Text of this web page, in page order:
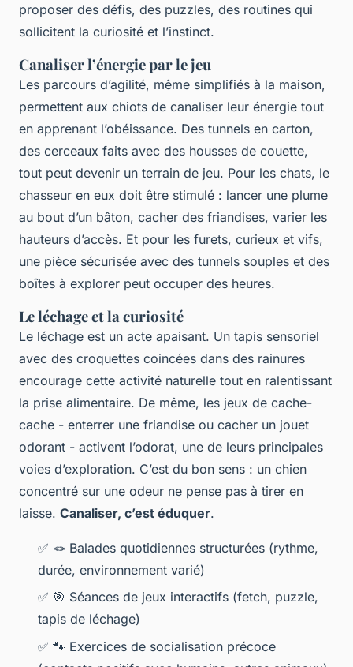
proposer des défis, des puzzles, des routines qui
sollicitent la curiosité et l’instinct.
Canaliser l’énergie par le jeu
Les parcours d’agilité, même simplifiés à la maison,
permettent aux chiots de canaliser leur énergie tout
en apprenant l’obéissance. Des tunnels en carton,
des cerceaux faits avec des housses de couette,
tout peut devenir un terrain de jeu. Pour les chats, le
chasseur en eux doit être stimulé : lancer une plume
au bout d’un bâton, cacher des friandises, varier les
hauteurs d’accès. Et pour les furets, curieux et vifs,
une pièce sécurisée avec des tunnels souples et des
boîtes à explorer peut occuper des heures.
Le léchage et la curiosité
Le léchage est un acte apaisant. Un tapis sensoriel
avec des croquettes coincées dans des rainures
encourage cette activité naturelle tout en ralentissant
la prise alimentaire. De même, les jeux de cache-
cache - enterrer une friandise ou cacher un jouet
odorant - activent l’odorat, une de leurs principales
voies d’exploration. C’est du bon sens : un chien
concentré sur une odeur ne pense pas à tirer en
laisse. Canaliser, c’est éduquer.
✅ 🪢 Balades quotidiennes structurées (rythme,
durée, environnement varié)
✅ 🎯 Séances de jeux interactifs (fetch, puzzle,
tapis de léchage)
✅ 🐾 Exercices de socialisation précoce